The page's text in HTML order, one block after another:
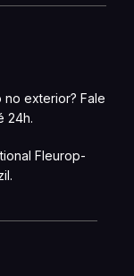
exterior? Fale
24h.
Fleurop-